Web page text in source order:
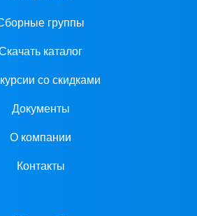
группы
каталог
со скидками
Документы
О компании
Контакты